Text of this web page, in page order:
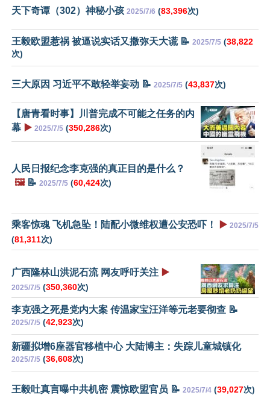
天下奇谭（302）神秘小孩 2025/7/6 (83,396次)
王毅欧盟惹祸 被逼说实话又撒弥天大谎 📝 2025/7/5 (38,822
次)
三大原因 习近平不敢轻举妄动 📝 2025/7/5 (43,837次)
【唐青看时事】川普完成不可能之任务的内
幕 ▶️ 2025/7/5 (350,286次)
人民日报纪念李克强的真正目的是什么？
🖼️📝 2025/7/5 (60,424次)
乘客惊魂 飞机急坠！陆配小微维权遭公安恐吓！ ▶️ 2025/7/5
(81,311次)
广西隆林山洪泥石流 网友呼吁关注 ▶️
2025/7/5 (350,360次)
李克强之死是党内大案 传温家宝汪洋等元老要彻查 📝
2025/7/5 (42,923次)
新疆拟增6座器官移植中心 大陆博主：失踪儿童城镇化
2025/7/5 (36,608次)
王毅吐真言曝中共机密 震惊欧盟官员 📝 2025/7/4 (39,027次)